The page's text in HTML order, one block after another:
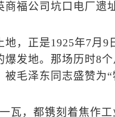
商福公司坑口电厂遗
，正是1925年7月9
爆发地。那场历时8
被毛泽东同志盛赞为
，都镌刻着焦作工